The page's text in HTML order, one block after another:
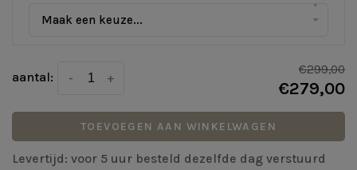
Maak een keuze...
▾
aantal: +
-
€299,00
€279,00
TOEVOEGEN AAN WINKELWAGEN
Levertijd: voor 5 uur besteld dezelfde dag verstuurd